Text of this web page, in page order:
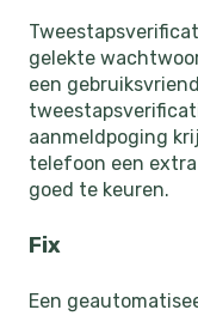
gelekte
een
aanmeldpoging
telefoon een
goed te keuren.
Fix
Een